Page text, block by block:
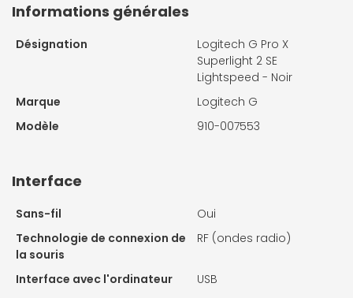
Informations générales
Désignation
Logitech G Pro X
Superlight 2 SE
Lightspeed - Noir
Marque
Logitech G
Modèle
910-007553
Interface
Sans-fil
Oui
Technologie de connexion de
la souris
RF (ondes radio)
Interface avec l'ordinateur USB